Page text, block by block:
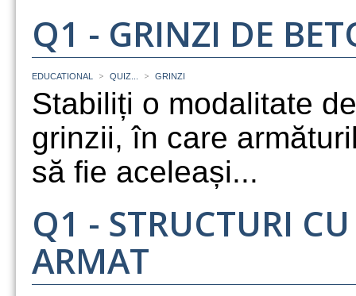
Q1 - GRINZI DE
EDUCATIONAL > QUIZ... > GRINZI
Stabiliți o modalitate
grinzii, în care
să fie aceleași...
Q1 - STRUCTURI
ARMAT